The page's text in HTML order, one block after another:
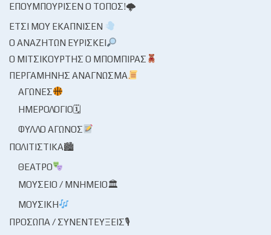
ΕΠΟΥΜΠΟΎΡΙΣΕΝ Ο ΤΌΠΟΣ!🌩
ΈΤΣΙ ΜΟΥ ΕΚΆΠΝΙΣΕΝ
Ο ΑΝΑΖΗΤΏΝ ΕΥΡΊΣΚΕΙ
Ο ΜΙΤΣΙΚΟΥΡΤΉΣ Ο ΜΠΌΜΠΙΡΑΣ
ΠΕΡΓΑΜΗΝΉΣ ΑΝΆΓΝΩΣΜΑ
ΑΓΏΝΕΣ
ΗΜΕΡΟΛΌΓΙΟ🗓
ΦΎΛΛΟ ΑΓΏΝΟΣ
ΠΟΛΙΤΙΣΤΙΚΆ🏙
ΘΈΑΤΡΟ
ΜΟΥΣΕΊΟ / ΜΝΗΜΕΊΟ🏛
ΜΟΥΣΙΚΉ
ΠΡΌΣΩΠΑ / ΣΥΝΕΝΤΕΎΞΕΙΣ🎙